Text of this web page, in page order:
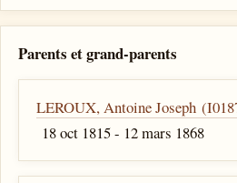
Parents et grand-parents
LEROUX, Antoine Joseph
18 oct 1815 - 12 mars 1868